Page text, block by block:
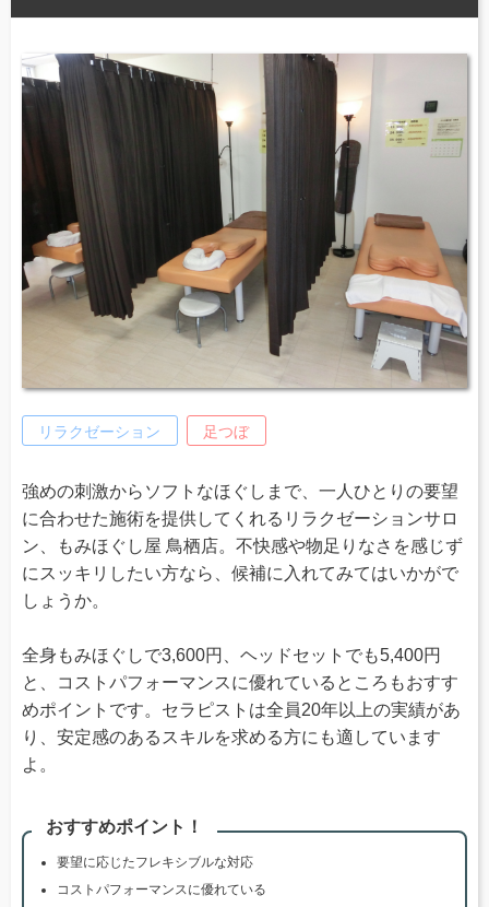
リラクゼーション 足つぼ
強めの刺激からソフトなほぐしまで、一人ひとりの要望
に合わせた施術を提供してくれるリラクゼーションサロ
ン、もみほぐし屋 鳥栖店。不快感や物足りなさを感じず
にスッキリしたい方なら、候補に入れてみてはいかがで
しょうか。
全身もみほぐしで3,600円、ヘッドセットでも5,400円
と、コストパフォーマンスに優れているところもおすす
めポイントです。セラピストは全員20年以上の実績があ
り、安定感のあるスキルを求める方にも適しています
よ。
おすすめポイント！
要望に応じたフレキシブルな対応
コストパフォーマンスに優れている